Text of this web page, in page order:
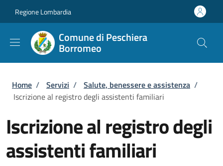
Regione Lombardia
Comune di Peschiera
Borromeo
Briciole di pane
Home / Servizi / Salute, benessere e assistenza /
Iscrizione al registro degli assistenti familiari
Iscrizione al registro degli
assistenti familiari